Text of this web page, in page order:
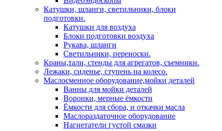
Катушки, шланги, светильники, блоки
подготовки.
Катушки для воздуха
Блоки подготовки воздуха
Рукава, шланги
Светильники, переноски.
Краны,тали, стенды для агрегатов, съемники.
Лежаки, сиденье, ступень на колесо.
Маслосменное оборудование,мойки деталей
Ванны для мойки деталей
Воронки, мерные ёмкости
Ёмкости для сбора, и откачки масла
Маслораздаточное оборудование
Нагнетатели густой смазки